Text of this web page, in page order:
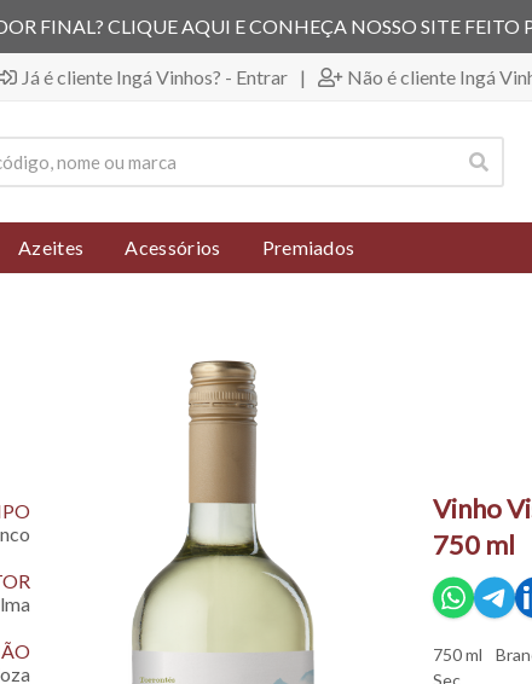
FINAL? CLIQUE AQUI E CONHEÇA NOSSO SITE FEITO
Já é cliente Ingá Vinhos? - Entrar | Não é cliente Ingá
Azeites Acessórios Premiados
Vinho
750 ml
750 ml
Sec